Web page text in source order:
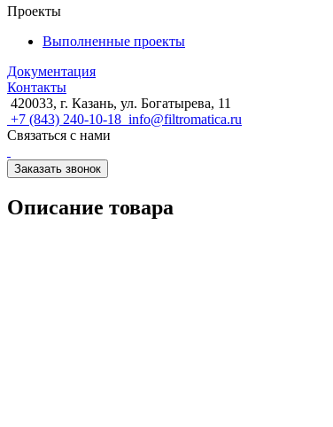
Проекты
Выполненные проекты
Документация
Контакты
420033, г. Казань, ул. Богатырева, 11
+7 (843) 240-10-18 info@filtromatica.ru
Связаться с нами
Заказать звонок
Описание товара